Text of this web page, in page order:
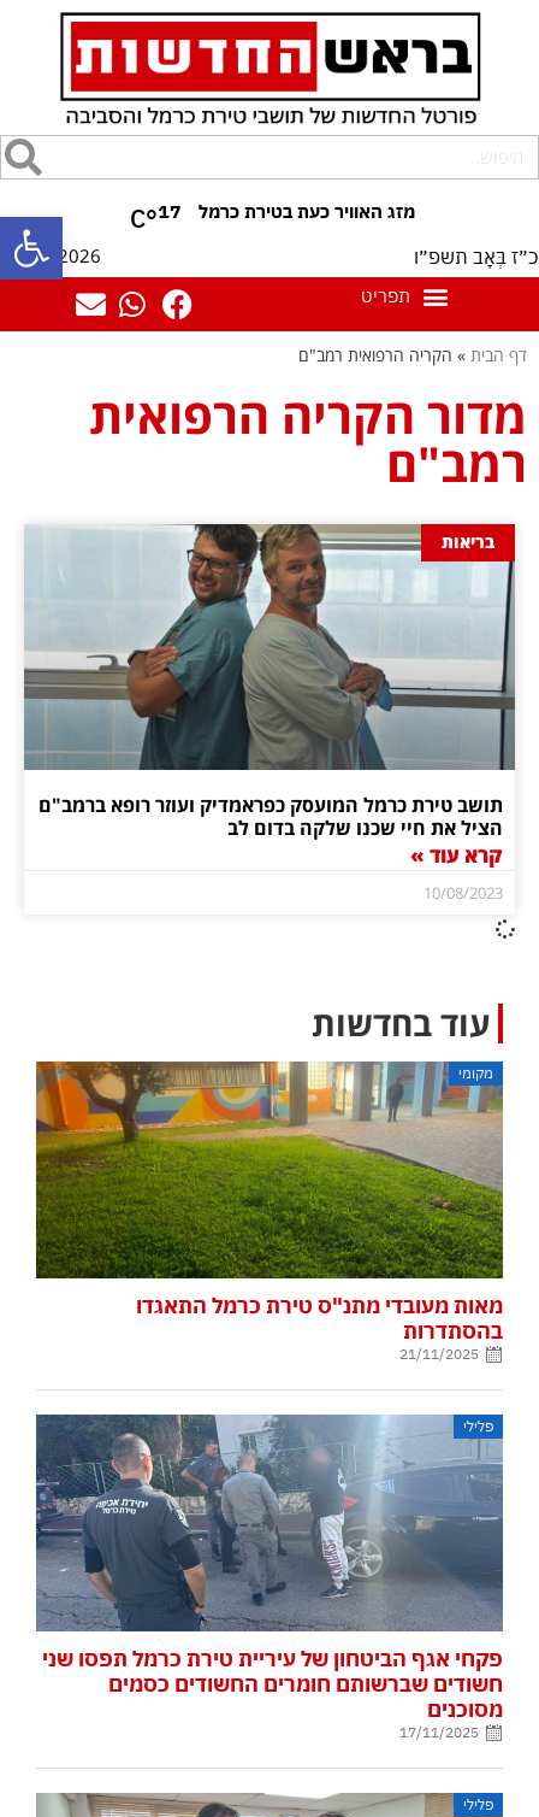
פתח 17
°C
כ״ז בְּאָב תשפ״ו 10/08/2026
דף הבית » הקריה הרפואית רמב"ם
מדור הקריה הרפואית
רמב"ם
בריאות
תושב טירת כרמל המועסק כפראמדיק ועוזר רופא ברמב"ם
הציל את חיי שכנו שלקה בדום לב
קרא עוד »
10/08/2023
עוד בחדשות
מקומי
מאות מעובדי מתנ"ס טירת כרמל התאגדו
בהסתדרות
21/11/2025
פלילי
פקחי אגף הביטחון של עיריית טירת כרמל תפסו שני
חשודים שברשותם חומרים החשודים כסמים
מסוכנים
17/11/2025
פלילי